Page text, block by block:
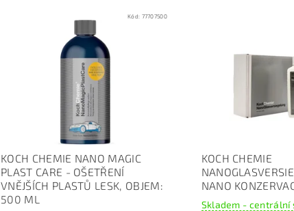
Kód: 77707500
KOCH CHEMIE NANO MAGIC
PLAST CARE - OŠETŘENÍ
VNĚJŠÍCH PLASTŮ LESK, OBJEM:
500 ML
KOCH CHEMIE
NANO
Skladem - centrální